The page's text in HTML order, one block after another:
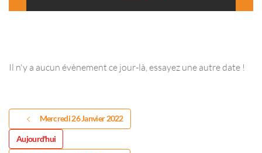
Il n'y a aucun évènement ce jour-là, essayez une autre date !
Mercredi 26 Janvier 2022
Aujourd'hui